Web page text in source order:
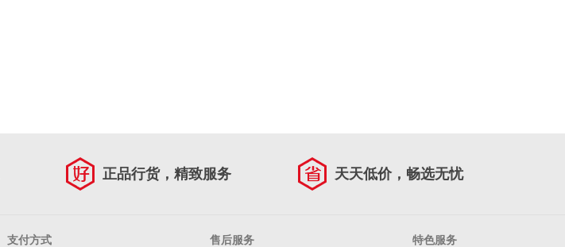
正品行货，精致服务 天天低价，畅选无忧
支付方式 售后服务 特色服务